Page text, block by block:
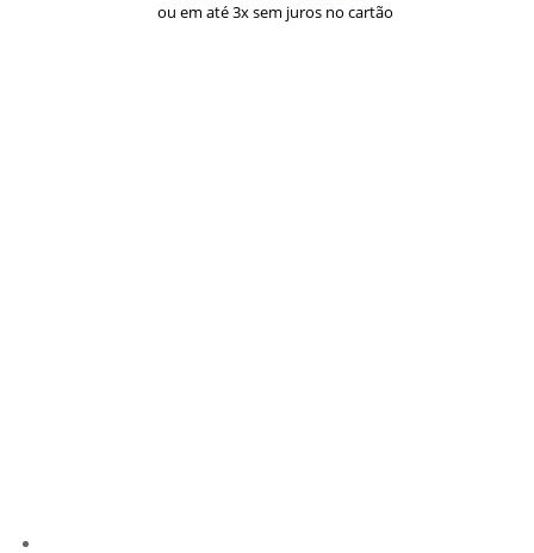
ou em até 3x sem juros no cartão